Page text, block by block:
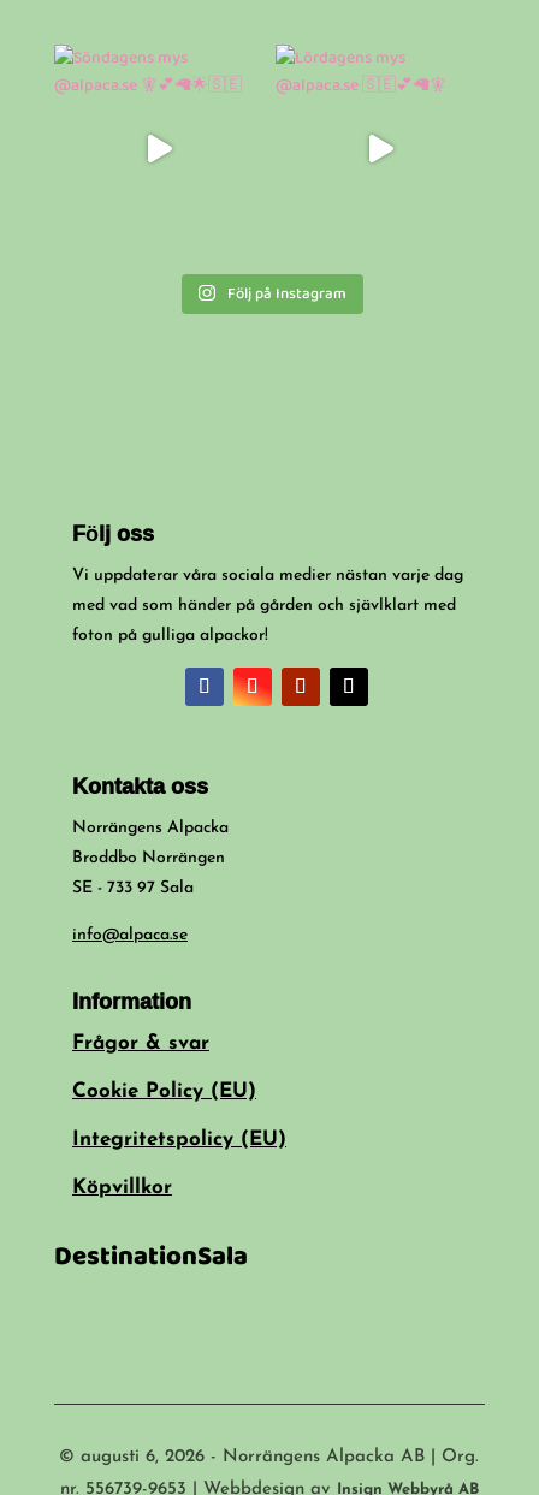
Följ på Instagram
Följ oss
Vi uppdaterar våra sociala medier nästan varje dag
med vad som händer på gården och sjävlklart med
foton på gulliga alpackor!
Kontakta oss
Norrängens Alpacka
Broddbo Norrängen
SE - 733 97 Sala
info@alpaca.se
Information
Frågor & svar
Cookie Policy (EU)
Integritetspolicy (EU)
Köpvillkor
DestinationSala
© augusti 6, 2026 - Norrängens Alpacka AB | Org.
nr. 556739-9653 | Webbdesign av
Insign Webbyrå AB